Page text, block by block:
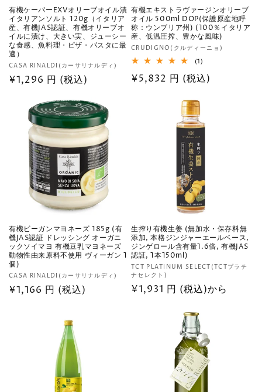
有機ケーパーEXVオリーブオイル漬
イタリアンソルト 120g（イタリア
産、有機JAS認証、有機オリーブオ
イルに漬け、大きい実、ジューシー
な食感、魚料理・ピザ・パスタに最
適）
販
売
CASA RINALDI(カーサリナルディ)
通
¥1,296 円 (税込)
有機エキストラヴァージンオリーブ
オイル 500ml DOP(保護原産地呼
称：ウンブリア州) (100％イタリア
産、低温圧搾、豊かな風味)
販
売
元:
CRUDIGNO(クルディーニョ)
(1)
ビ
ュ
計
通
¥5,832 円 (税込)
有機ビーガンマヨネーズ 185g (有
機JAS認証 ドレッシング オーガニ
ックソイマヨ 有機豆乳マヨネーズ
動物性由来原料不使用 ヴィーガン 1
個)
販
売
CASA RINALDI(カーサリナルディ)
通
¥1,166 円 (税込)
生搾り有機生姜 (無加水・保存料無
添加, 本格ジンジャーエールベース,
ジンゲロール含有量1.6倍, 有機JAS
認証, 1本150ml)
販
売
元:
TCT PLATINUM SELECT(TCTプラチ
ナセレクト)
通
¥1,931 円 (税込)から